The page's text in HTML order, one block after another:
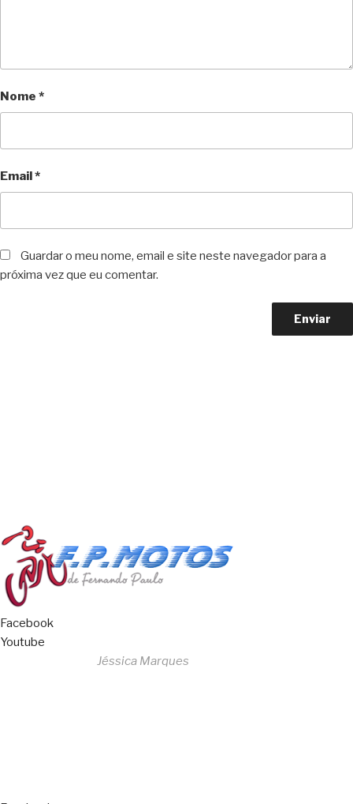
Nome *
Email*
Guardar o meu nome, email e site neste navegador para a
próxima vez que eu comentar.
Facebook
Youtube
Jéssica Marques